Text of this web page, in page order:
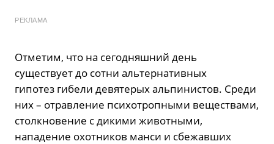
РЕКЛАМА
Отметим, что на сегодняшний день
существует до сотни альтернативных
гипотез гибели девятерых альпинистов. Среди
них – отравление психотропными веществами,
столкновение с дикими животными,
нападение охотников манси и сбежавших